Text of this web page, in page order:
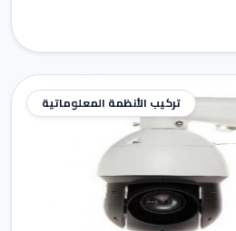
تركيب الأنظمة المعلوماتية